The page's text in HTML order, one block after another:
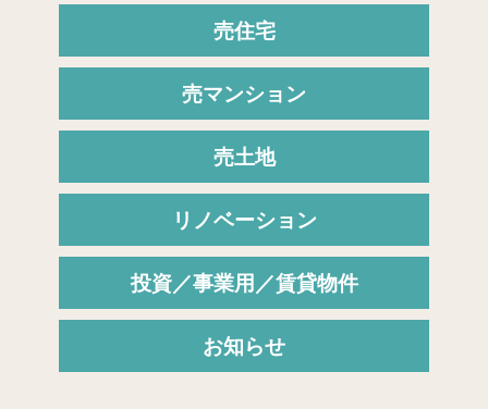
売住宅
売マンション
売土地
リノベーション
投資／事業用／賃貸物件
お知らせ